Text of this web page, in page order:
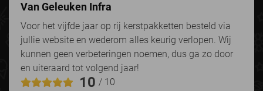
Van Geleuken Infra
Voor het vijfde jaar op rij kerstpakketten besteld via
jullie website en wederom alles keurig verlopen. Wij
kunnen geen verbeteringen noemen, dus ga zo door
en uiteraard tot volgend jaar!
10 / 10